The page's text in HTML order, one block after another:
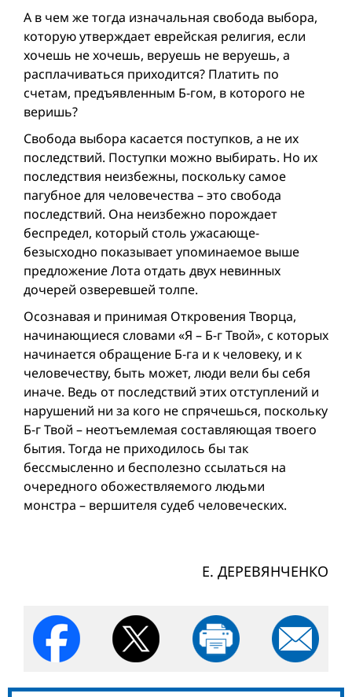
А в чем же тогда изначальная свобода выбора,
которую утверждает еврейская религия, если
хочешь не хочешь, веруешь не веруешь, а
расплачиваться приходится? Платить по
счетам, предъявленным Б-гом, в которого не
веришь?
Свобода выбора касается поступков, а не их
последствий. Поступки можно выбирать. Но их
последствия неизбежны, поскольку самое
пагубное для человечества – это свобода
последствий. Она неизбежно порождает
беспредел, который столь ужасающе-
безысходно показывает упоминаемое выше
предложение Лота отдать двух невинных
дочерей озверевшей толпе.
Осознавая и принимая Откровения Творца,
начинающиеся словами «Я – Б-г Твой», с которых
начинается обращение Б-га и к человеку, и к
человечеству, быть может, люди вели бы себя
иначе. Ведь от последствий этих отступлений и
нарушений ни за кого не спрячешься, поскольку
Б-г Твой – неотъемлемая составляющая твоего
бытия. Тогда не приходилось бы так
бессмысленно и бесполезно ссылаться на
очередного обожествляемого людьми
монстра – вершителя судеб человеческих.
Е. ДЕРЕВЯНЧЕНКО